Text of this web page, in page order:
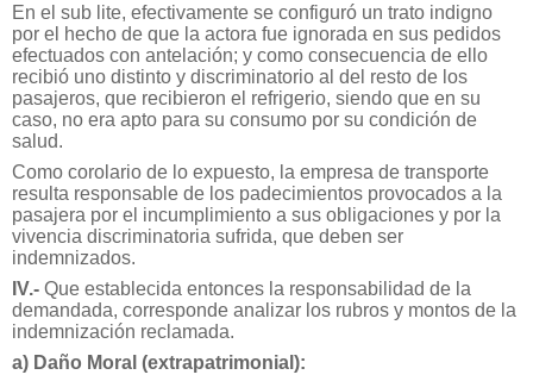
En el sub lite, efectivamente se configuró un trato indigno
por el hecho de que la actora fue ignorada en sus pedidos
efectuados con antelación; y como consecuencia de ello
recibió uno distinto y discriminatorio al del resto de los
pasajeros, que recibieron el refrigerio, siendo que en su
caso, no era apto para su consumo por su condición de
salud.
Como corolario de lo expuesto, la empresa de transporte
resulta responsable de los padecimientos provocados a la
pasajera por el incumplimiento a sus obligaciones y por la
vivencia discriminatoria sufrida, que deben ser
indemnizados.
IV.- Que establecida entonces la responsabilidad de la
demandada, corresponde analizar los rubros y montos de la
indemnización reclamada.
a) Daño Moral (extrapatrimonial):